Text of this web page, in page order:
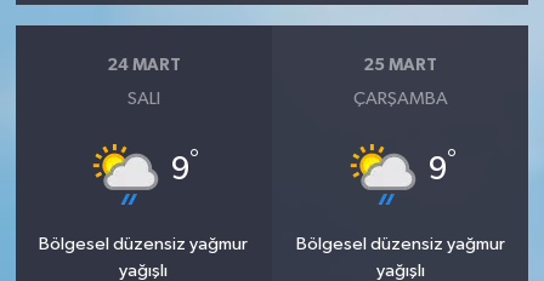
24 MART
SALI
9°
Bölgesel düzensiz yağmur
yağışlı
25 MART
ÇARŞAMBA
9°
Bölgesel düzensiz yağmur
yağışlı